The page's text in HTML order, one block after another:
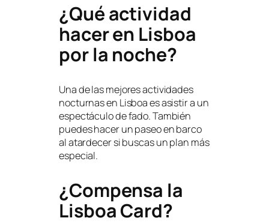
¿Qué actividad
hacer en Lisboa
por la noche?
Una de las mejores actividades
nocturnas en Lisboa es asistir a un
espectáculo de fado. También
puedes hacer un paseo en barco
al atardecer si buscas un plan más
especial.
¿Compensa la
Lisboa Card?